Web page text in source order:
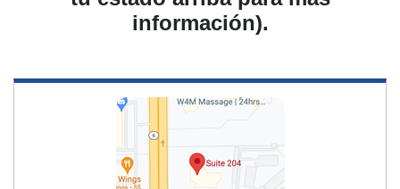
información).